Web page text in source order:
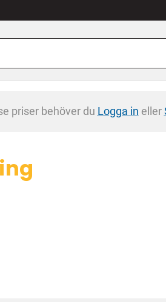
priser behöver du Logga in eller